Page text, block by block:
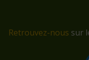
Retrouvez-nous sur